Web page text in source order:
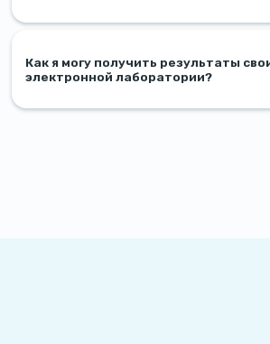
Как я могу получить результаты
электронной лаборатории?